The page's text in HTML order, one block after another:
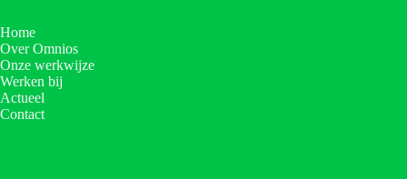
Home
Over Omnios
Onze werkwijze
Werken bij
Actueel
Contact